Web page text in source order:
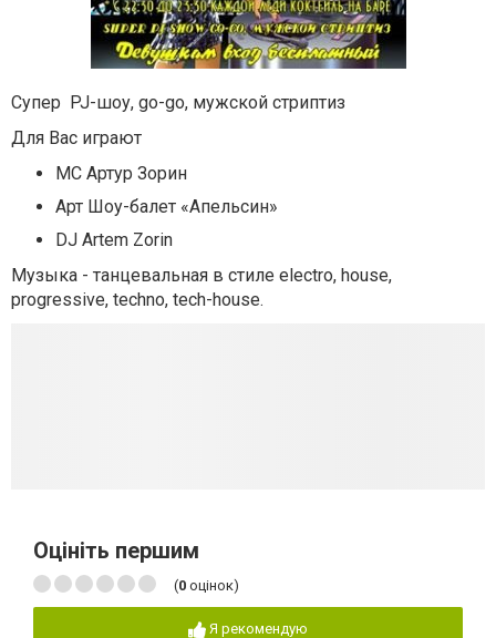
Супер PJ-шоу, go-go, мужской стриптиз
Для Вас играют
MC Артур Зорин
Арт Шоу-балет «Апельсин»
DJ Artem Zorin
Музыка - танцевальная в стиле electro, house,
progressive, techno, tech-house.
Оцініть першим
(0 оцінок)
Я рекомендую